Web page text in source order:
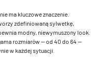
ma kluczowe znaczenie.
zdefiniowaną sylwetkę,
modny, niewymuszony look.
rozmiarów — od 40 do 64 —
w każdej sytuacji.